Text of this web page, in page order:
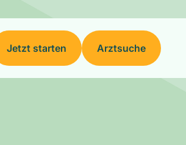
Jetzt starten Arztsuche